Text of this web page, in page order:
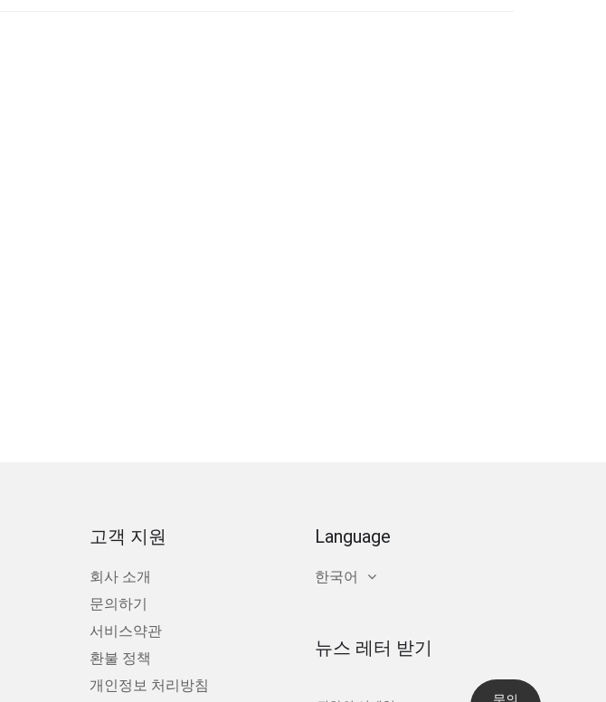
고객 지원
회사 소개
문의하기
서비스약관
환불 정책
개인정보 처리방침
Language
한국어
뉴스 레터 받기